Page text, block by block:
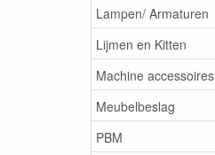
Lampen/ Armaturen
Lijmen en Kitten
Machine accessoires
Meubelbeslag
PBM